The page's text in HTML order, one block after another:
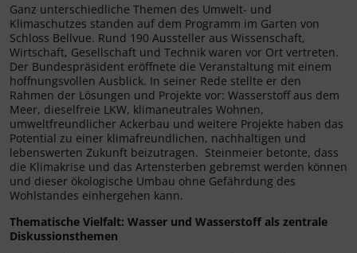
Ganz unterschiedliche Themen des Umwelt- und
Klimaschutzes standen auf dem Programm im Garten von
Schloss Bellvue. Rund 190 Aussteller aus Wissenschaft,
Wirtschaft, Gesellschaft und Technik waren vor Ort vertreten.
Der Bundespräsident eröffnete die Veranstaltung mit einem
hoffnungsvollen Ausblick. In seiner Rede stellte er den
Rahmen der Lösungen und Projekte vor: Wasserstoff aus dem
Meer, dieselfreie LKW, klimaneutrales Wohnen,
umweltfreundlicher Ackerbau und weitere Projekte haben das
Potential zu einer klimafreundlichen, nachhaltigen und
lebenswerten Zukunft beizutragen. Steinmeier betonte, dass
die Klimakrise und das Artensterben gebremst werden können
und dieser ökologische Umbau ohne Gefährdung des
Wohlstandes einhergehen kann.
Thematische Vielfalt: Wasser und Wasserstoff als zentrale
Diskussionsthemen